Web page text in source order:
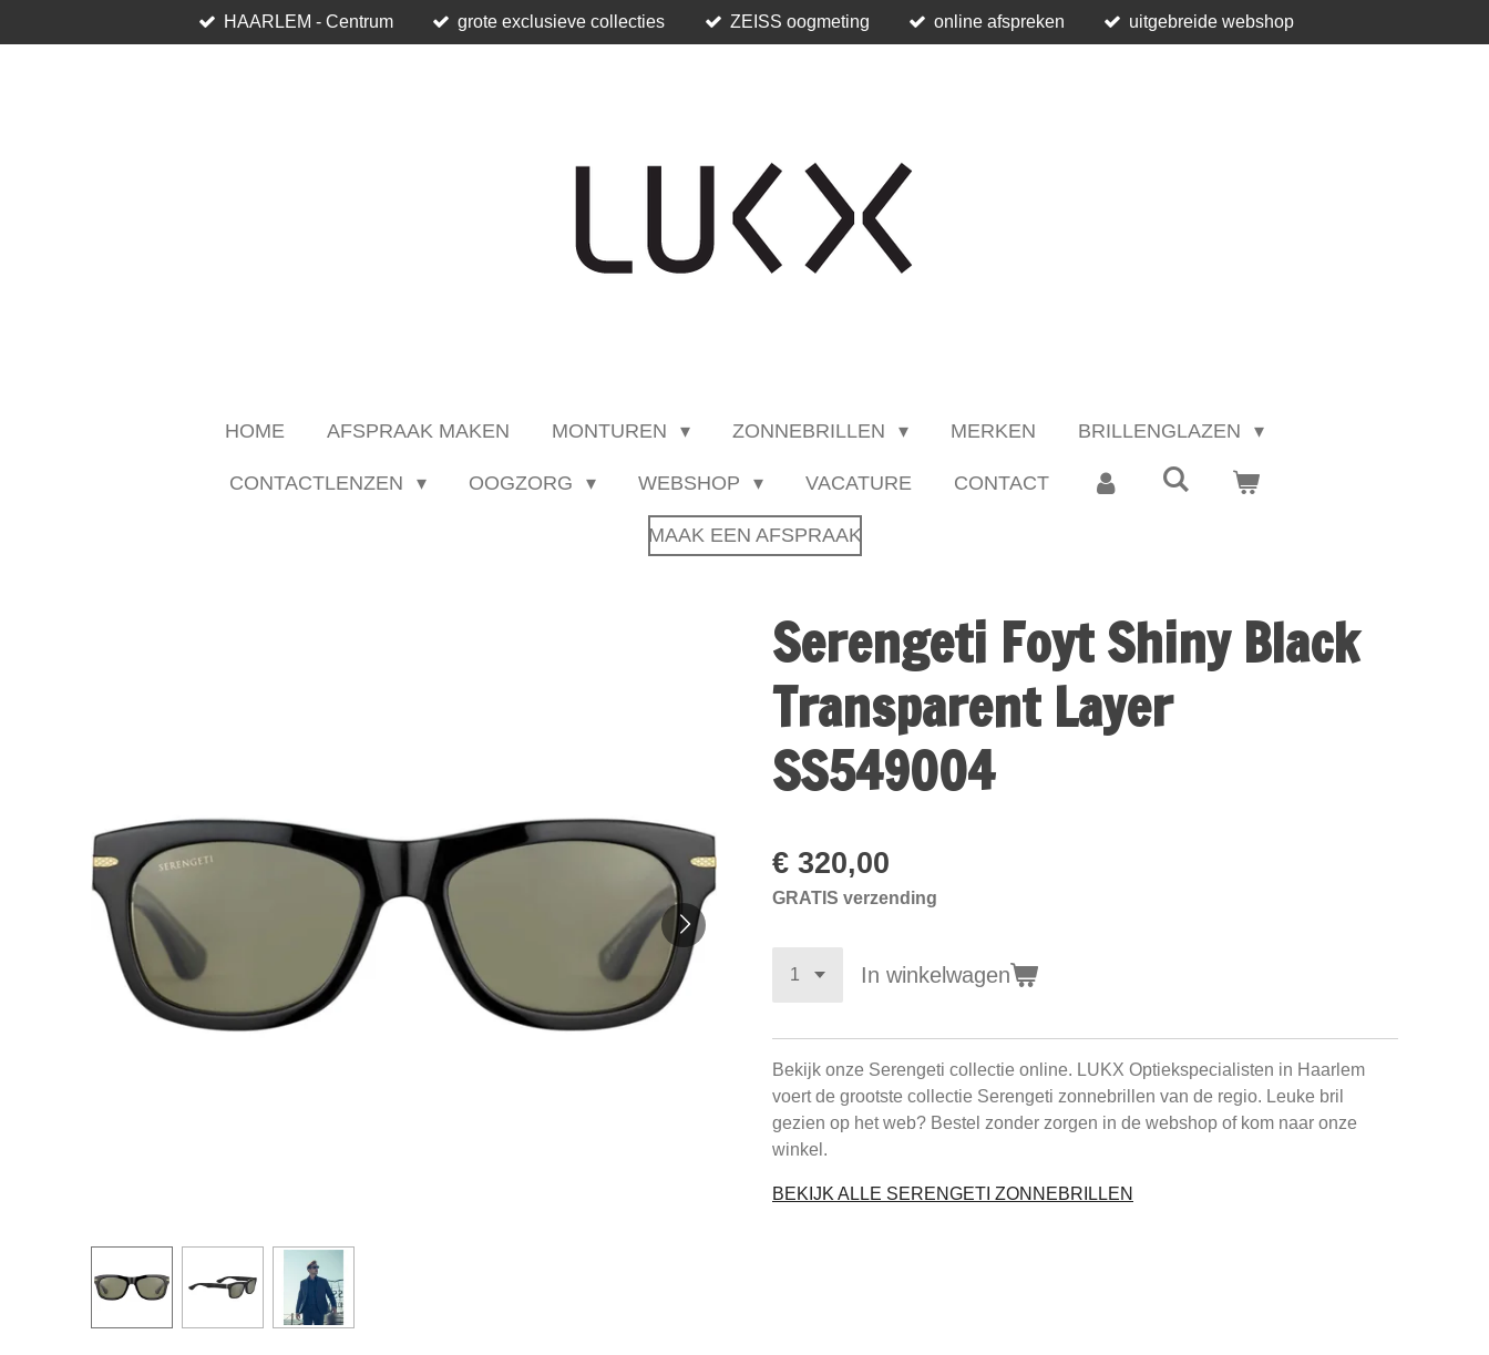
direct
HAARLEM - Centrum grote exclusieve collecties ZEISS oogmeting online afspreken uitgebreide webshop
HOME AFSPRAAK MAKEN MONTUREN ZONNEBRILLEN MERKEN BRILLENGLAZEN
CONTACTLENZEN OOGZORG WEBSHOP VACATURE CONTACT
MAAK EEN AFSPRAAK
Serengeti Foyt Shiny Black
Transparent Layer
SS549004
€ 320,00
GRATIS verzending
In winkelwagen
Bekijk onze Serengeti collectie online. LUKX Optiekspecialisten in Haarlem
voert de grootste collectie Serengeti zonnebrillen van de regio. Leuke bril
gezien op het web? Bestel zonder zorgen in de webshop of kom naar onze
winkel.
BEKIJK ALLE SERENGETI ZONNEBRILLEN